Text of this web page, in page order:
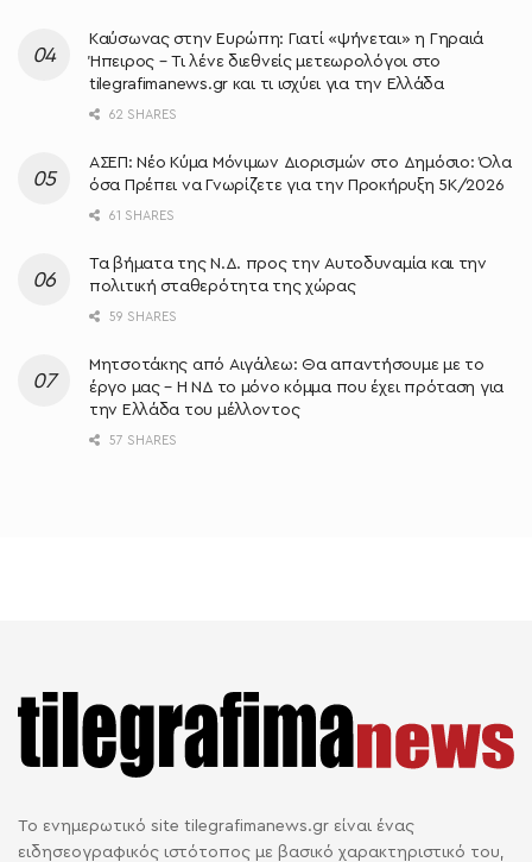
Καύσωνας στην Ευρώπη: Γιατί «ψήνεται» η Γηραιά
Ήπειρος – Τι λένε διεθνείς μετεωρολόγοι στο
tilegrafimanews.gr και τι ισχύει για την Ελλάδα
62 SHARES
ΑΣΕΠ: Νέο Κύμα Μόνιμων Διορισμών στο Δημόσιο: Όλα
όσα Πρέπει να Γνωρίζετε για την Προκήρυξη 5Κ/2026
61 SHARES
Τα βήματα της Ν.Δ. προς την Αυτοδυναμία και την
πολιτική σταθερότητα της χώρας
59 SHARES
Μητσοτάκης από Αιγάλεω: Θα απαντήσουμε με το
έργο μας – Η ΝΔ το μόνο κόμμα που έχει πρόταση για
την Ελλάδα του μέλλοντος
57 SHARES
Το ενημερωτικό site tilegrafimanews.gr είναι ένας
ειδησεογραφικός ιστότοπος με βασικό χαρακτηριστικό του,